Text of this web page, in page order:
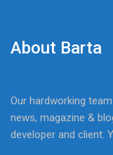
About Barta
Our hardworking
news, magazine &
developer and client.